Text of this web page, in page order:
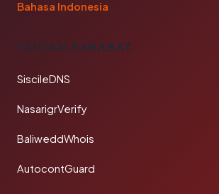
Bahasa Indonesia
TAUTAN SAHABAT
SiscileDNS
NasarigrVerify
BaliweddWhois
AutocontGuard